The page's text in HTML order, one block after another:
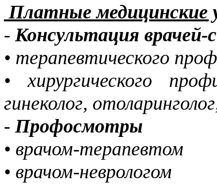
Платные медицинские
- Консультация
• терапевтического
• хирургического
гинеколог,
- Профосмотры
• врачом-терапевтом
• врачом-неврологом